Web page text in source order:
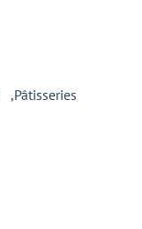
,Pâtisseries